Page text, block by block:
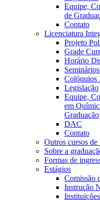
Equipe,
de
Contato
Licenciatura
Projeto
Grade
Horário
Legislação
Equipe,
em
Graduação
DAC
Contato
Outros cursos
Sobre a
Formas de
Estágios
Comissão
Instrução